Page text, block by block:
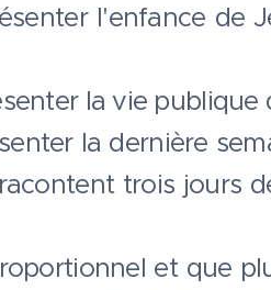
l'enfance de
la vie publique
la dernière
trois jours
et que